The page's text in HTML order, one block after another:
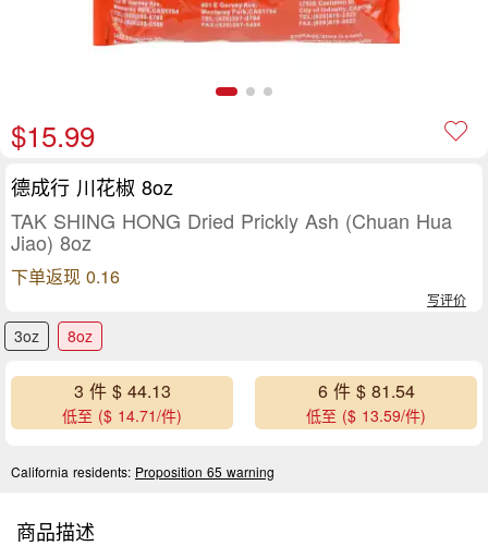
$15.99
德成行 川花椒 8oz
TAK SHING HONG Dried Prickly Ash (Chuan Hua
Jiao) 8oz
下单返现 0.16
写评价
3oz 8oz
3 件 $ 44.13
低至 ($ 14.71/件)
6 件 $ 81.54
低至 ($ 13.59/件)
California residents: Proposition 65 warning
商品描述